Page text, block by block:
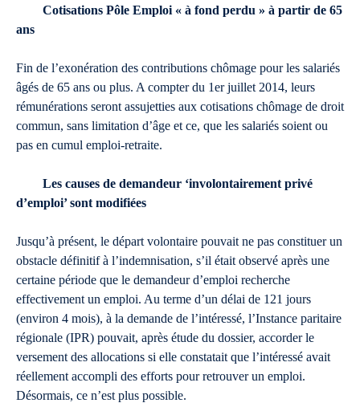
Cotisations Pôle Emploi « à fond perdu » à partir de 65
ans
Fin de l’exonération des contributions chômage pour les salariés
âgés de 65 ans ou plus. A compter du 1er juillet 2014, leurs
rémunérations seront assujetties aux cotisations chômage de droit
commun, sans limitation d’âge et ce, que les salariés soient ou
pas en cumul emploi-retraite.
Les causes de demandeur ‘involontairement privé
d’emploi’ sont modifiées
Jusqu’à présent, le départ volontaire pouvait ne pas constituer un
obstacle définitif à l’indemnisation, s’il était observé après une
certaine période que le demandeur d’emploi recherche
effectivement un emploi. Au terme d’un délai de 121 jours
(environ 4 mois), à la demande de l’intéressé, l’Instance paritaire
régionale (IPR) pouvait, après étude du dossier, accorder le
versement des allocations si elle constatait que l’intéressé avait
réellement accompli des efforts pour retrouver un emploi.
Désormais, ce n’est plus possible.